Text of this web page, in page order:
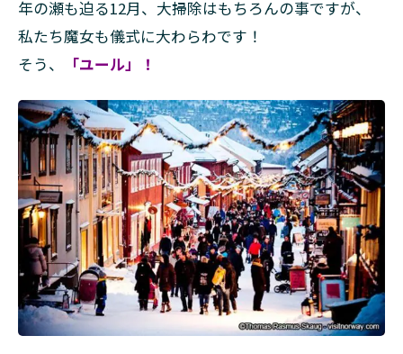
2
日本
式
「ユ
ボー
ド」
3
「マ
テリ
ア」
と
「触
媒」
4
祈
年の瀬も迫る12月、大掃除はもちろんの事ですが、
私たち魔女も儀式に大わらわです！
そう、
「ユール」！